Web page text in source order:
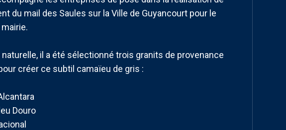
du mail des Saules sur la Ville de Guyancourt pour le
naturelle, il a été sélectionné trois granits de provenance
créer ce subtil camaïeu de gris :
Douro